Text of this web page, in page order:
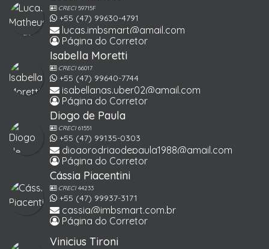
CRECI59715F
+55 (47) 99630-4791
lucas.imbsmart@gmail.com
Página do Corretor
Isabella Moretti
CRECI66017
+55 (47) 99640-7744
isabellanas.uber02@gmail.com
Página do Corretor
Diogo de Paula
CRECI61551
+55 (47) 99135-0303
diogorodrigodepaula1988@gmail.com
Página do Corretor
Cássia Piacentini
CRECI44233
+55 (47) 99937-3171
cassia@imbsmart.com.br
Página do Corretor
Vinicius Tironi